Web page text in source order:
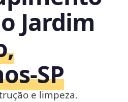
Jardim
e limpeza.